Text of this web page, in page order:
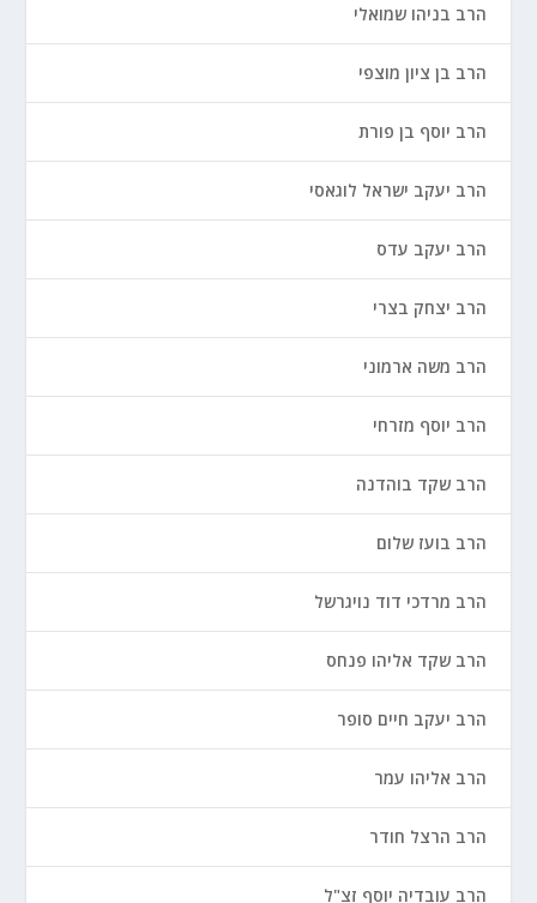
הרב בניהו שמואלי
הרב בן ציון מוצפי
הרב יוסף בן פורת
הרב יעקב ישראל לוגאסי
הרב יעקב עדס
הרב יצחק בצרי
הרב משה ארמוני
הרב יוסף מזרחי
הרב שקד בוהדנה
הרב בועז שלום
הרב מרדכי דוד נויגרשל
הרב שקד אליהו פנחס
הרב יעקב חיים סופר
הרב אליהו עמר
הרב הרצל חודר
הרב עובדיה יוסף זצ"ל